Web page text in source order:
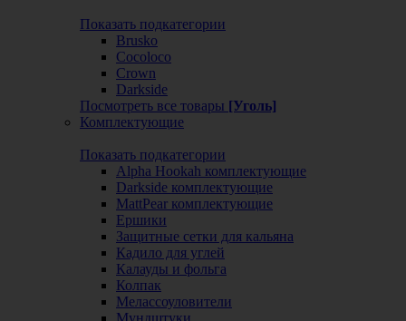
Показать подкатегории
Brusko
Cocoloco
Crown
Darkside
Посмотреть все товары [Уголь]
Комплектующие
Показать подкатегории
Alpha Hookah комплектующие
Darkside комплектующие
MattPear комплектующие
Ершики
Защитные сетки для кальяна
Кадило для углей
Калауды и фольга
Колпак
Мелассоуловители
Мундштуки